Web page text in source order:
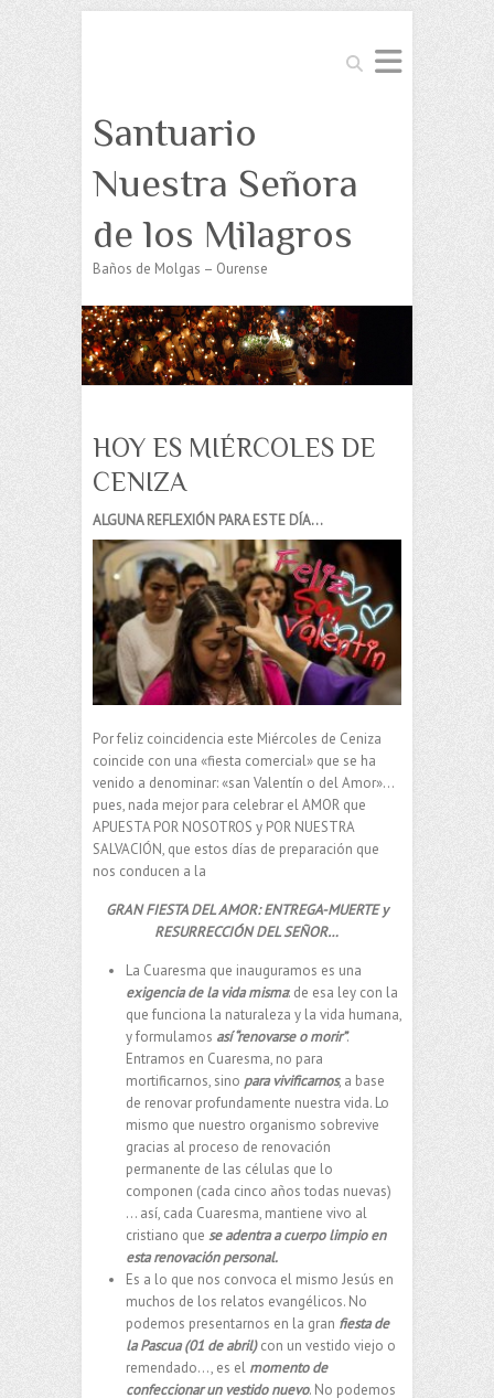
Buscar
Santuario
Nuestra Señora
de los Milagros
Baños de Molgas – Ourense
HOY ES MIÉRCOLES DE
CENIZA
ALGUNA REFLEXIÓN PARA ESTE DÍA…
Por feliz coincidencia este Miércoles de Ceniza
coincide con una «fiesta comercial» que se ha
venido a denominar: «san Valentín o del Amor»…
pues, nada mejor para celebrar el AMOR que
APUESTA POR NOSOTROS y POR NUESTRA
SALVACIÓN, que estos días de preparación que
nos conducen a la
GRAN FIESTA DEL AMOR: ENTREGA-MUERTE y
RESURRECCIÓN DEL SEÑOR…
La Cuaresma que inauguramos es una
exigencia de la vida misma: de esa ley con la
que funciona la naturaleza y la vida humana,
y formulamos así “renovarse o morir”.
Entramos en Cuaresma, no para
mortificarnos, sino para vivificarnos, a base
de renovar profundamente nuestra vida. Lo
mismo que nuestro organismo sobrevive
gracias al proceso de renovación
permanente de las células que lo
componen (cada cinco años todas nuevas)
… así, cada Cuaresma, mantiene vivo al
cristiano que se adentra a cuerpo limpio en
esta renovación personal.
Es a lo que nos convoca el mismo Jesús en
muchos de los relatos evangélicos. No
podemos presentarnos en la gran fiesta de
la Pascua (01 de abril)con un vestido viejo o
remendado…, es el momento de
confeccionar un vestido nuevo. No podemos